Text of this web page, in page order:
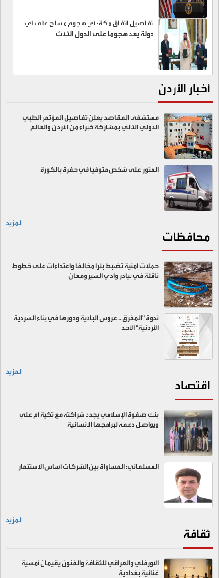
تفاصيل اتفاق مكة: أي هجوم مسلح على أي
دولة يعد هجوما على الدول الثلاث
أخبار الأردن
مستشفى المقاصد يعلن تفاصيل المؤتمر الطبي
الدولي الثاني بمشاركة خبراء من الأردن والعالم
العثور على شخص متوفيًا في حفرة بالكورة
المزيد
محافظات
حملات امنية تضبط بئرا مخالفا واعتداءات على خطوط
ناقلة في بيادر وادي السير ومعان
ندوة "المفرق .. عروس البادية ودورها في بناء السردية
الأردنية" الأحد
المزيد
اقتصاد
بنك صفوة الإسلامي يجدد شراكته مع تكية أم علي
ويواصل دعمه لبرامجها الإنسانية
المسلماني: المساواة بين الشركات أساس الاستثمار
المزيد
ثقافة
الاورفلي والعراقي للثقافة والفنون يقيمان أمسية
غنائية بغدادية